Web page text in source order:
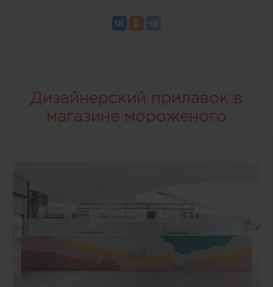
Дизайнерский прилавок в
магазине мороженого